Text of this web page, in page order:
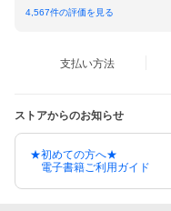
4,567件の評価を見る
支払い方法
ストアからのお知らせ
★初めての方へ★
電子書籍ご利用ガイド